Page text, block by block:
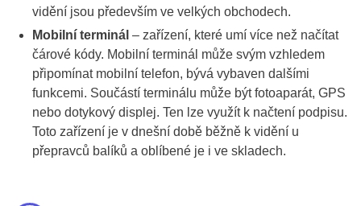
vidění jsou především ve velkých obchodech.
Mobilní terminál – zařízení, které umí více než načítat
čárové kódy. Mobilní terminál může svým vzhledem
připomínat mobilní telefon, bývá vybaven dalšími
funkcemi. Součástí terminálu může být fotoaparát, GPS
nebo dotykový displej. Ten lze využít k načtení podpisu.
Toto zařízení je v dnešní době běžně k vidění u
přepravců balíků a oblíbené je i ve skladech.